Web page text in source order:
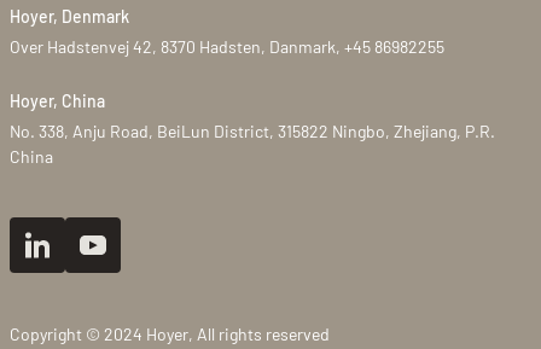
Hoyer, Denmark
Over Hadstenvej 42, 8370 Hadsten, Danmark, +45 86982255
Hoyer, China
No. 338, Anju Road, BeiLun District, 315822 Ningbo, Zhejiang, P.R.
China
Copyright © 2024 Hoyer, All rights reserved